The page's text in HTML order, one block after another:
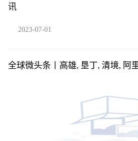
讯
2023-07-01
全球微头条丨高雄, 垦丁, 清境, 阿